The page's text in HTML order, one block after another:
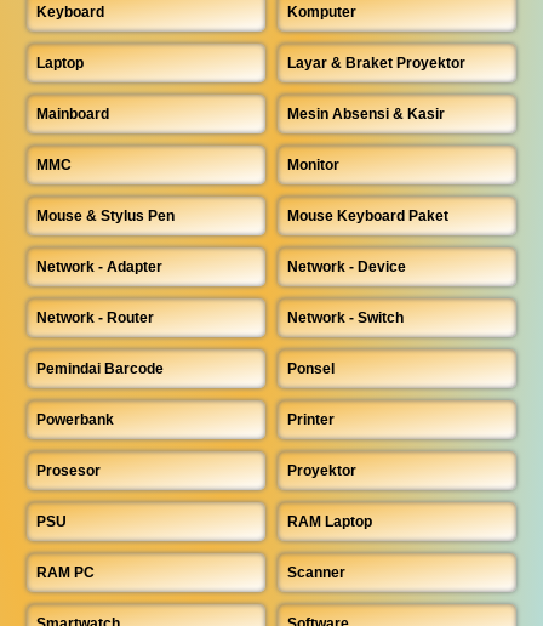
Keyboard Komputer
Laptop Layar & Braket Proyektor
Mainboard Mesin Absensi & Kasir
MMC Monitor
Mouse & Stylus Pen Mouse Keyboard Paket
Network - Adapter Network - Device
Network - Router Network - Switch
Pemindai Barcode Ponsel
Powerbank Printer
Prosesor Proyektor
PSU RAM Laptop
RAM PC Scanner